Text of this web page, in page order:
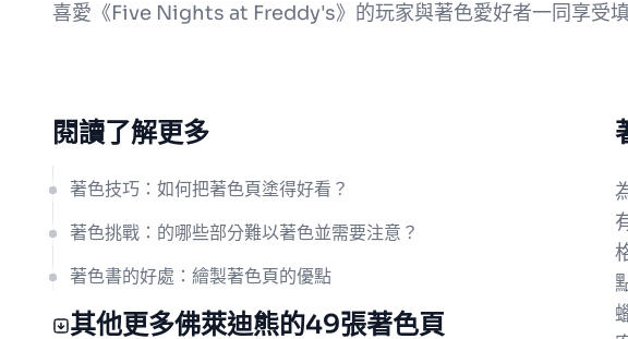
喜愛《Five Nights at Freddy's》的玩家與著色愛好者一同享受填
閱讀了解更多
著色技巧：如何把著色頁塗得好看？
著色挑戰：的哪些部分難以著色並需要注意？
著色書的好處：繪製著色頁的優點
其他更多佛萊迪熊的49張著色頁